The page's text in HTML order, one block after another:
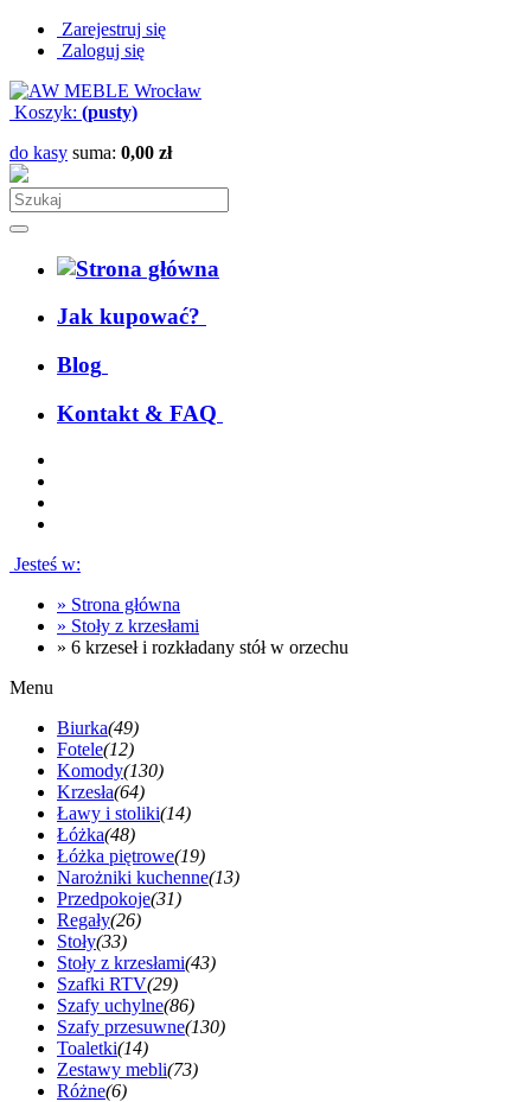
Zarejestruj się
Zaloguj się
Koszyk: (pusty)
do kasy suma: 0,00 zł
Jak kupować?
Blog
Kontakt & FAQ
Jesteś w:
» Strona główna
» Stoły z krzesłami
» 6 krzeseł i rozkładany stół w orzechu
Menu
Biurka(49)
Fotele(12)
Komody(130)
Krzesła(64)
Ławy i stoliki(14)
Łóżka(48)
Łóżka piętrowe(19)
Narożniki kuchenne(13)
Przedpokoje(31)
Regały(26)
Stoły(33)
Stoły z krzesłami(43)
Szafki RTV(29)
Szafy uchylne(86)
Szafy przesuwne(130)
Toaletki(14)
Zestawy mebli(73)
Różne(6)